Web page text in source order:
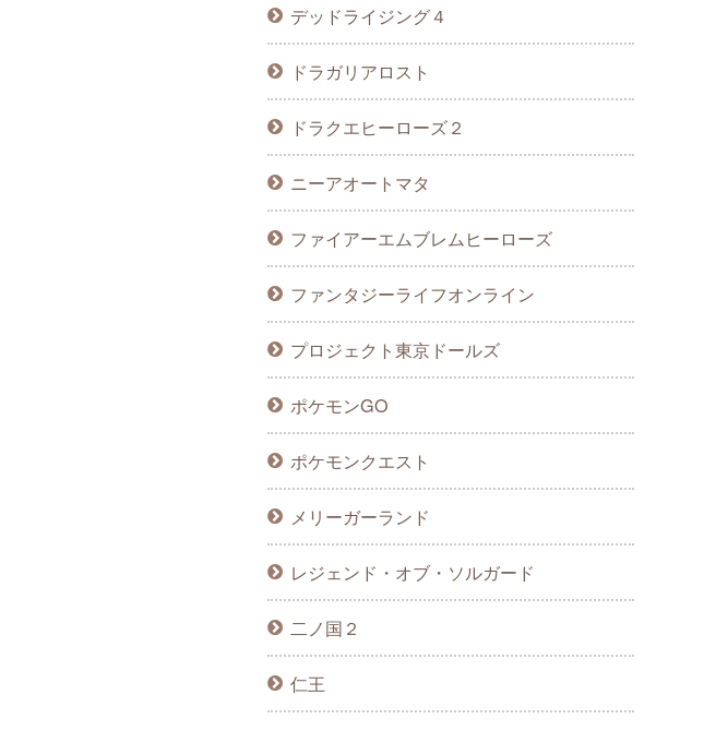
デッドライジング４
ドラガリアロスト
ドラクエヒーローズ２
ニーアオートマタ
ファイアーエムブレムヒーローズ
ファンタジーライフオンライン
プロジェクト東京ドールズ
ポケモンGO
ポケモンクエスト
メリーガーランド
レジェンド・オブ・ソルガード
二ノ国２
仁王